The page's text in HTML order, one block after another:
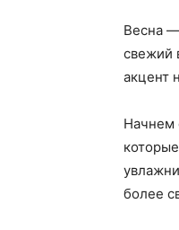
Весна
свежий
акцент
Начнем
более